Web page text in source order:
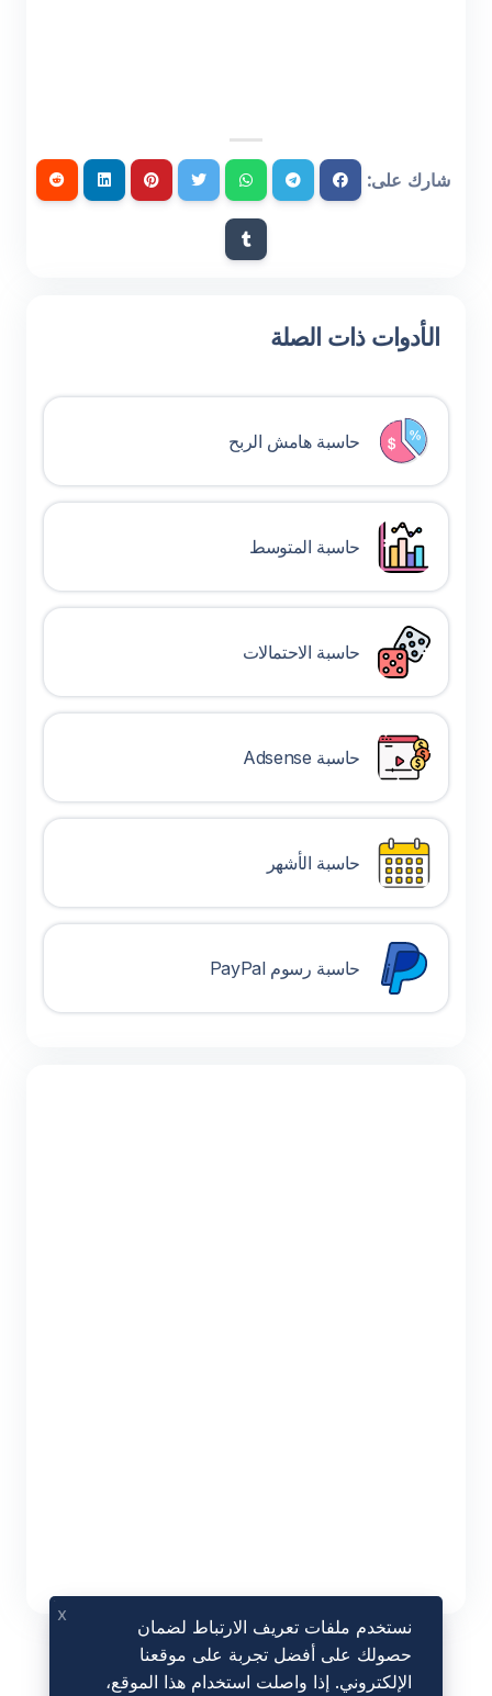
شارك على:
الأدوات ذات الصلة
حاسبة هامش الربح
حاسبة المتوسط
حاسبة الاحتمالات
حاسبة Adsense
حاسبة الأشهر
حاسبة رسوم PayPal
نستخدم ملفات تعريف الارتباط لضمان
حصولك على أفضل تجربة على موقعنا
الإلكتروني. إذا واصلت استخدام هذا الموقع،
x